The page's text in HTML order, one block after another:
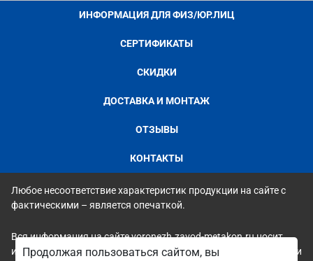
ИНФОРМАЦИЯ ДЛЯ ФИЗ/ЮР.ЛИЦ
СЕРТИФИКАТЫ
СКИДКИ
ДОСТАВКА И МОНТАЖ
ОТЗЫВЫ
КОНТАКТЫ
Любое несоответствие характеристик продукции на сайте с
фактическими – является опечаткой.
Вся информация на сайте voronezh.zavod-metakon.ru носит
исключительно ознакомительный и справочный характер и ни
Продолжая пользоваться сайтом, вы